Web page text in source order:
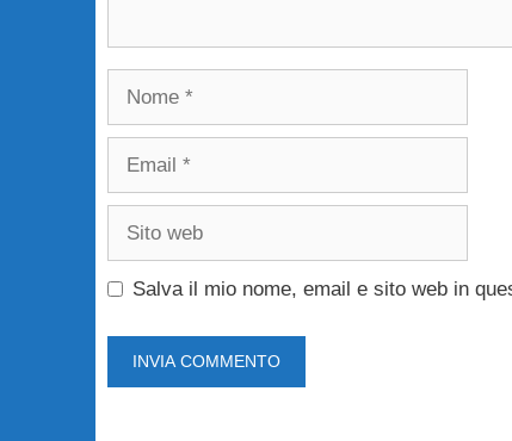
Nome
Email
Sito
Salva il mio nome, email e sito web in